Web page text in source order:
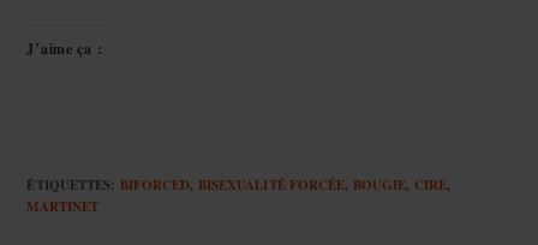
J’aime ça :
ÉTIQUETTES: BIFORCED, BISEXUALITÉ FORCÉE, BOUGIE, CIRE,
MARTINET